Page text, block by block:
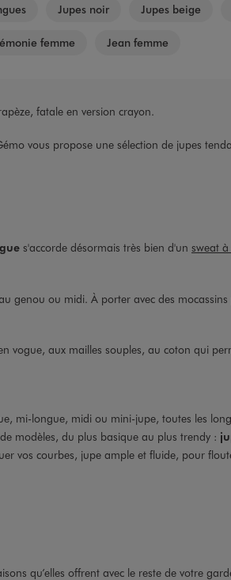
Jupes noir Jupes beige
femme Jean femme
fatale en version crayon.
vous propose une sélection de jupes
s'accorde désormais très bien d'un sweat
genou ou midi. À porter avec des
vogue, aux mailles souples, au coton qui
mi-longue, midi ou mini-jupe, toutes les
modèles, du plus basique au plus trendy :
vos courbes, jupe ample et fluide, pour
qu’elles offrent avec le reste de votre